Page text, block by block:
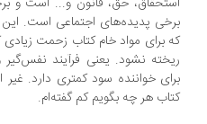
پدیده‌های اجتماعی است. این یک
برای مواد خام کتاب زحمت زیادی
نشود. یعنی فرآیند نفس‌گیر و
خواننده سود کمتری دارد. غیر از
هر چه بگویم کم گفته‌ام.